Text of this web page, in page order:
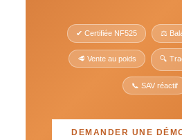
✔ Certifiée NF525 ⚖️
🥩 Vente au poids 🔍
📞 SAV réactif
DEMANDER UNE